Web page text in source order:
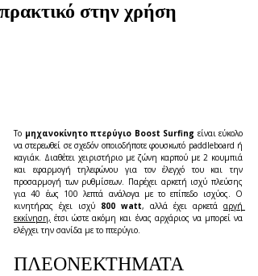
πρακτικό στην χρήση
Το μηχανοκίνητο πτερύγιο Boost Surfing είναι εύκολο
να στερεωθεί σε σχεδόν οποιοδήποτε φουσκωτό paddleboard ή
καγιάκ. Διαθέτει χειριστήριο με ζώνη καρπού με 2 κουμπιά
και εφαρμογή τηλεφώνου για τον έλεγχό του και την
προσαρμογή των ρυθμίσεων. Παρέχει αρκετή ισχύ πλεύσης
για 40 έως 100 λεπτά ανάλογα με το επίπεδο ισχύος. Ο
κινητήρας έχει ισχύ 800 watt, αλλά έχει αρκετά αργή
εκκίνηση, έτσι ώστε ακόμη και ένας αρχάριος να μπορεί να
ελέγχει την σανίδα με το πτερύγιο.
ΠΛΕΟΝΕΚΤΗΜΑΤΑ